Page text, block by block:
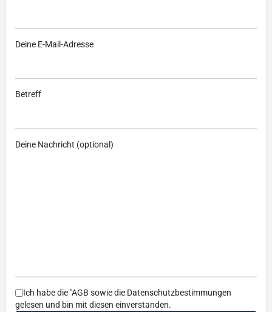
Deine E-Mail-Adresse
Betreff
Deine Nachricht (optional)
Ich habe die "AGB sowie die Datenschutzbestimmungen
gelesen und bin mit diesen einverstanden.